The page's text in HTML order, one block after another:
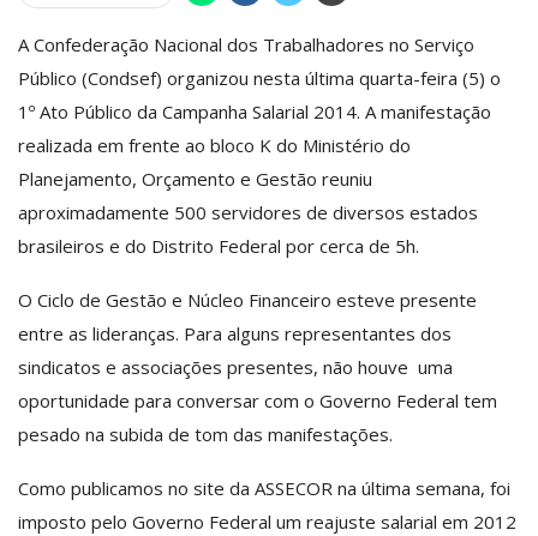
A Confederação Nacional dos Trabalhadores no Serviço
Público (Condsef) organizou nesta última quarta-feira (5) o
1º Ato Público da Campanha Salarial 2014. A manifestação
realizada em frente ao bloco K do Ministério do
Planejamento, Orçamento e Gestão reuniu
aproximadamente 500 servidores de diversos estados
brasileiros e do Distrito Federal por cerca de 5h.
O Ciclo de Gestão e Núcleo Financeiro esteve presente
entre as lideranças. Para alguns representantes dos
sindicatos e associações presentes, não houve uma
oportunidade para conversar com o Governo Federal tem
pesado na subida de tom das manifestações.
Como publicamos no site da ASSECOR na última semana, foi
imposto pelo Governo Federal um reajuste salarial em 2012